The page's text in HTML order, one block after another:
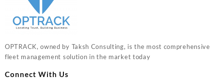
OPTRACK, owned by Taksh Consulting, is the most comprehensive
fleet management solution in the market today
Connect With Us